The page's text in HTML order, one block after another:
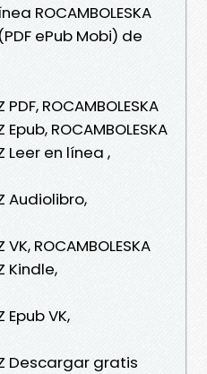
ROCAMBOLESKA
ePub Mobi) de
PDF, ROCAMBOLESKA
Epub, ROCAMBOLESKA
Leer en línea ,
Audiolibro,
VK, ROCAMBOLESKA
Kindle,
Epub VK,
Descargar gratis